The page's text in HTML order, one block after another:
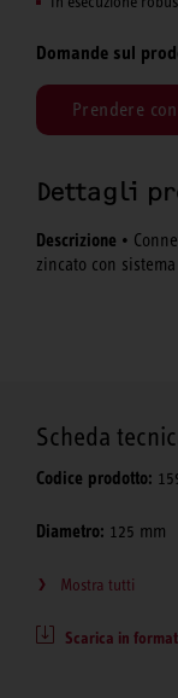
Domande sul
Prendere
Dettagli
Descrizione •
zincato con
Scheda
Codice prodotto:
Diametro: 125 mm
Mostra tutti
Scarica in